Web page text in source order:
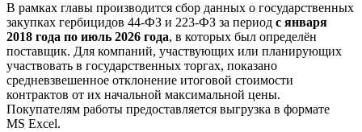
В рамках главы производится сбор данных о государственных
закупках гербицидов 44-ФЗ и 223-ФЗ за период с января
2018 года по июль 2026 года, в которых был определён
поставщик. Для компаний, участвующих или планирующих
участвовать в государственных торгах, показано
средневзвешенное отклонение итоговой стоимости
контрактов от их начальной максимальной цены.
Покупателям работы предоставляется выгрузка в формате
MS Excel.